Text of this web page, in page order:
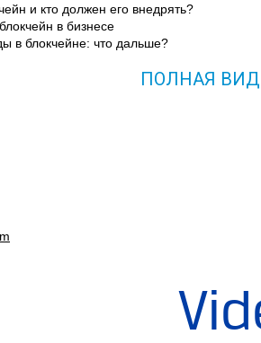
и кто должен его внедрять?
в бизнесе
в блокчейне: что дальше?
ПОЛНАЯ